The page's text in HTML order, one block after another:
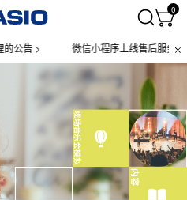
0
微信小程序上线售后服务公告 >